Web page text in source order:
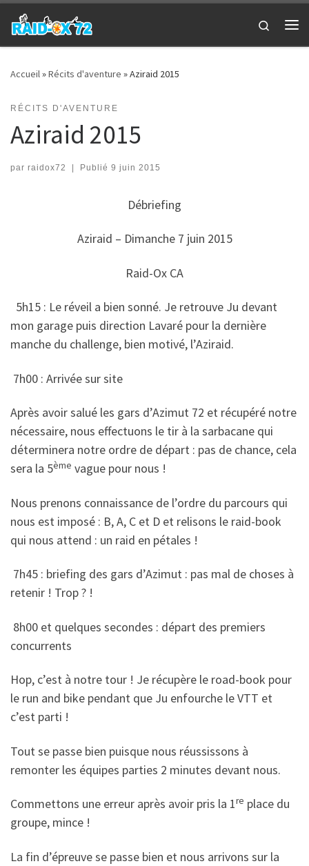
Passer au contenu
Search
Accueil»Récits d'aventure »Aziraid 2015
RÉCITS D'AVENTURE
Aziraid 2015
par raidox72 | Publié 9 juin 2015
Débriefing
Aziraid – Dimanche 7 juin 2015
Raid-Ox CA
5h15 : Le réveil a bien sonné. Je retrouve Ju devant
mon garage puis direction Lavaré pour la dernière
manche du challenge, bien motivé, l’Aziraid.
7h00 : Arrivée sur site
Après avoir salué les gars d’Azimut 72 et récupéré notre
nécessaire, nous effectuons le tir à la sarbacane qui
déterminera notre ordre de départ : pas de chance, cela
sera la 5ème vague pour nous !
Nous prenons connaissance de l’ordre du parcours qui
nous est imposé : B, A, C et D et relisons le raid-book
qui nous attend : un raid en pétales !
7h45 : briefing des gars d’Azimut : pas mal de choses à
retenir ! Trop ? !
8h00 et quelques secondes : départ des premiers
concurrents
Hop, c’est à notre tour ! Je récupère le road-book pour
le run and bike pendant que Ju enfourche le VTT et
c’est parti !
Tout se passe bien puisque nous réussissons à
remonter les équipes parties 2 minutes devant nous.
Commettons une erreur après avoir pris la 1re place du
groupe, mince !
La fin d’épreuve se passe bien et nous arrivons sur la